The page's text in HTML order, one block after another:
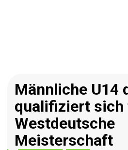
Männliche U14
qualifiziert sich
Westdeutsche
Meisterschaft